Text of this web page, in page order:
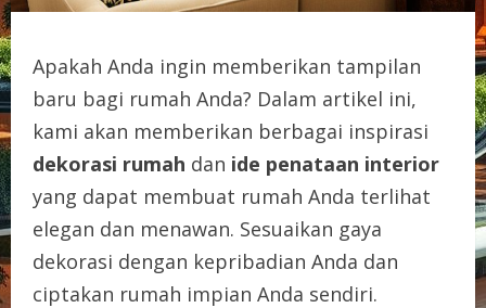
Apakah Anda ingin memberikan tampilan
baru bagi rumah Anda? Dalam artikel ini,
kami akan memberikan berbagai inspirasi
dekorasi rumah dan ide penataan interior
yang dapat membuat rumah Anda terlihat
elegan dan menawan. Sesuaikan gaya
dekorasi dengan kepribadian Anda dan
ciptakan rumah impian Anda sendiri.